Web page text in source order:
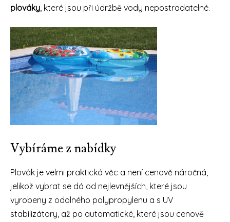
plováky, které jsou při údržbě vody nepostradatelné.
Vybíráme z nabídky
Plovák je velmi praktická věc a není cenově náročná,
jelikož vybrat se dá od nejlevnějších, které jsou
vyrobeny z odolného polypropylenu a s UV
stabilizátory, až po automatické, které jsou cenově